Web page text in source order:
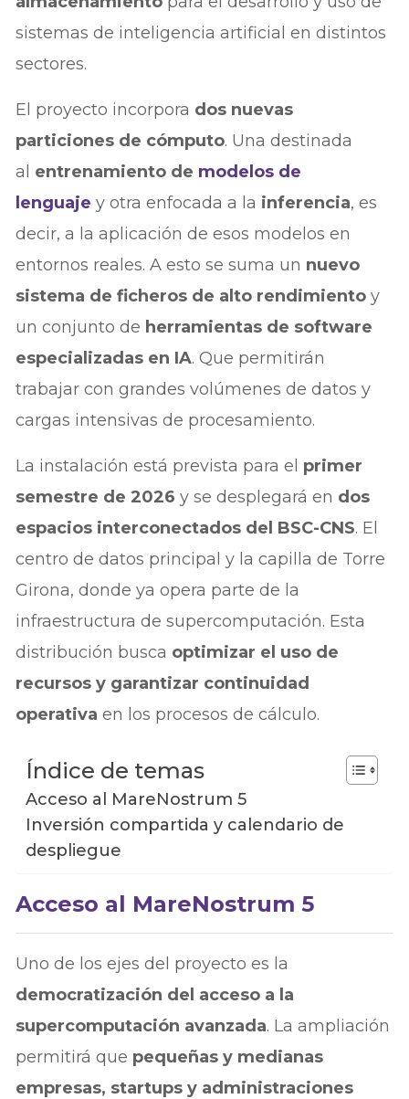
sistemas de inteligencia artificial en distintos
sectores.
El proyecto incorpora dos nuevas
particiones de cómputo. Una destinada
al entrenamiento de modelos de
lenguaje y otra enfocada a la inferencia, es
decir, a la aplicación de esos modelos en
entornos reales. A esto se suma un nuevo
sistema de ficheros de alto rendimiento y
un conjunto de herramientas de software
especializadas en IA. Que permitirán
trabajar con grandes volúmenes de datos y
cargas intensivas de procesamiento.
La instalación está prevista para el primer
semestre de 2026 y se desplegará en dos
espacios interconectados del BSC-CNS. El
centro de datos principal y la capilla de Torre
Girona, donde ya opera parte de la
infraestructura de supercomputación. Esta
distribución busca optimizar el uso de
recursos y garantizar continuidad
operativa en los procesos de cálculo.
Índice de temas
Acceso al MareNostrum 5
Inversión compartida y calendario de
despliegue
Acceso al MareNostrum 5
Uno de los ejes del proyecto es la
democratización del acceso a la
supercomputación avanzada. La ampliación
permitirá que pequeñas y medianas
empresas, startups y administraciones